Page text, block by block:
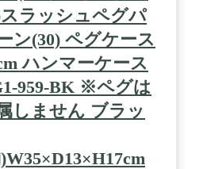
ラッシュペグパ
ン(30) ペグケース
ハンマーケース
959-BK ※ペグは
しません ブラッ